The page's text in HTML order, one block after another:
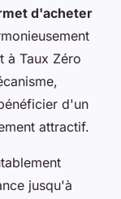
d'acheter
à Taux Zéro
d'un
attractif.
jusqu'à